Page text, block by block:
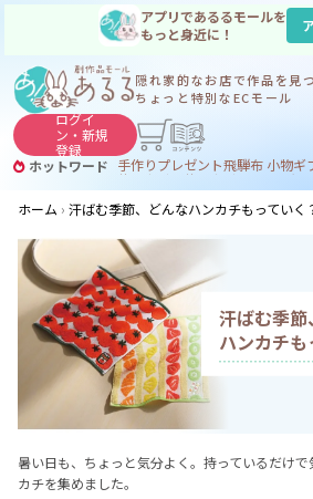
アプリであるるモールを
もっと身近に！
隠れ家的なお店で作品を見
ちょっと特別なECモール
ログイ
ン・新規
登録
ホットワード 手作りプレゼント飛騨布 小物ギ
サヌカイト コーヒー
ホーム
汗ばむ季節、どんなハンカチもっていく
汗ばむ季
ハンカチも
暑い日も、ちょっと気分よく。持っているだけ
カチを集めました。